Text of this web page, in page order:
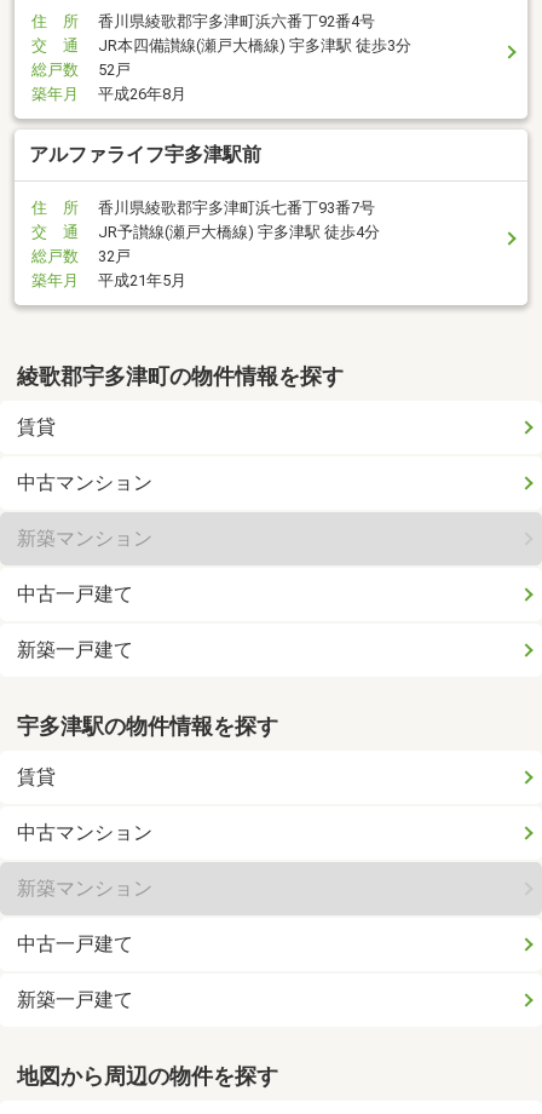
住 所
香川県綾歌郡宇多津町浜六番丁92番4号
交 通
JR本四備讃線(瀬戸大橋線) 宇多津駅 徒歩3分
総戸数
52戸
築年月
平成26年8月
アルファライフ宇多津駅前
住 所
香川県綾歌郡宇多津町浜七番丁93番7号
交 通
JR予讃線(瀬戸大橋線) 宇多津駅 徒歩4分
総戸数
32戸
築年月
平成21年5月
綾歌郡宇多津町の物件情報を探す
賃貸
中古マンション
新築マンション
中古一戸建て
新築一戸建て
宇多津駅の物件情報を探す
賃貸
中古マンション
新築マンション
中古一戸建て
新築一戸建て
地図から周辺の物件を探す